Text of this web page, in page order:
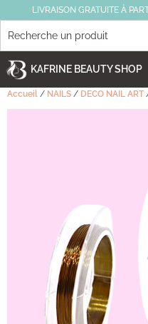
LIVRAISON GRATUITE À
KAFRINE BEAUTY SHOP
Accueil / NAILS / DECO NAIL ART/